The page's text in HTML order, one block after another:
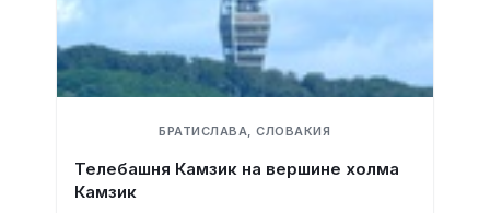
БРАТИСЛАВА, СЛОВАКИЯ
Телебашня Камзик на вершине холма
Камзик